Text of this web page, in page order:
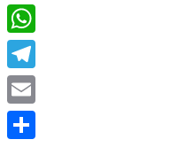
Threads
WhatsApp
Telegram
Email